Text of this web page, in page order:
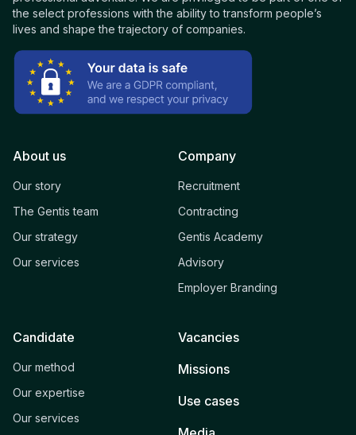
the select professions with the ability to transform people’s
lives and shape the trajectory of companies.
About us
Our story
The Gentis team
Our strategy
Our services
Company
Recruitment
Contracting
Gentis Academy
Advisory
Employer Branding
Candidate
Our method
Our expertise
Our services
Vacancies
Missions
Use cases